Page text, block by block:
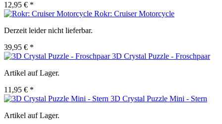
12,95 € *
Rokr: Cruiser Motorcycle
Derzeit leider nicht lieferbar.
39,95 € *
3D Crystal Puzzle - Froschpaar
Artikel auf Lager.
11,95 € *
3D Crystal Puzzle Mini - Stern
Artikel auf Lager.